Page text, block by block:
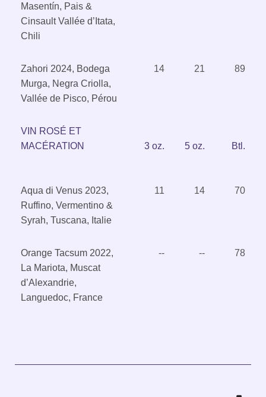
Masentín, Pais &
Cinsault Vallée d’Itata,
Chili
Zahori 2024, Bodega
Murga, Negra Criolla,
Vallée de Pisco, Pérou
14 21 89
VIN ROSÉ ET
MACÉRATION
3 oz. 5 oz. Btl.
Aqua di Venus 2023,
Ruffino, Vermentino &
Syrah, Tuscana, Italie
11 14 70
Orange Tacsum 2022,
La Mariota, Muscat
d’Alexandrie,
Languedoc, France
-- -- 78